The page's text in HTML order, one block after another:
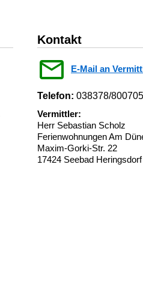
Kontakt
E-Mail an
Telefon: 038378/
Vermittler:
Herr Sebastian Scholz
Ferienwohnungen Am
Maxim-Gorki-Str. 22
17424 Seebad Heringsdorf